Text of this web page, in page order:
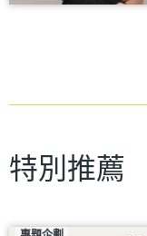
特別推薦